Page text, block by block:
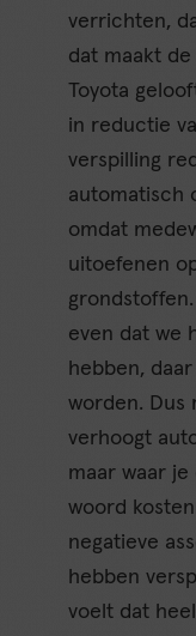
verrichten,
dat maakt
Toyota
in reductie
verspilling
automatisch
omdat
uitoefenen
even dat we
hebben,
worden. Dus
verhoogt
maar waar
woord
negatieve
hebben
voelt dat